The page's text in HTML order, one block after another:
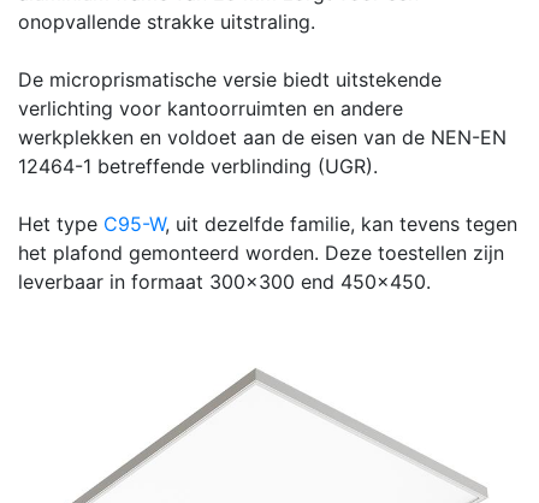
onopvallende strakke uitstraling.
De microprismatische versie biedt uitstekende
verlichting voor kantoorruimten en andere
werkplekken en voldoet aan de eisen van de NEN-EN
12464-1 betreffende verblinding (UGR).
Het type C95-W, uit dezelfde familie, kan tevens tegen
het plafond gemonteerd worden. Deze toestellen zijn
leverbaar in formaat 300x300 end 450x450.